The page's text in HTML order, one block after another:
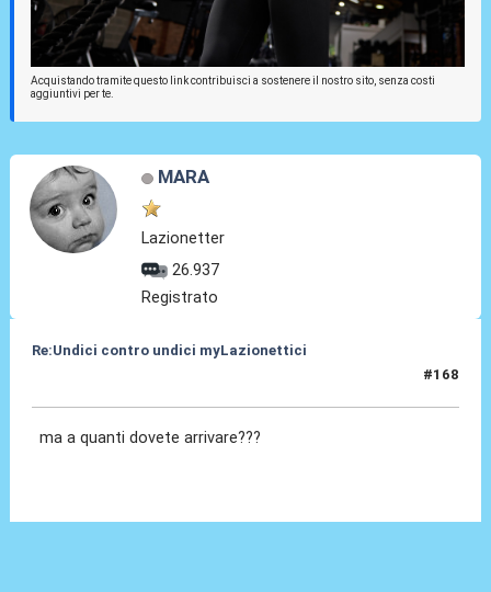
Acquistando tramite questo link contribuisci a sostenere il nostro sito, senza costi
aggiuntivi per te.
MARA
Lazionetter
26.937
Registrato
Re:Undici contro undici myLazionettici
#168
ma a quanti dovete arrivare???